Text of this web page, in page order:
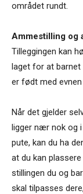
området rundt.
Ammestilling og
Tilleggingen kan
laget for at barnet
er født med evnen
Når det gjelder
ligger nær nok og i
pute, kan du ha
at du kan
stillingen du og
skal tilpasses